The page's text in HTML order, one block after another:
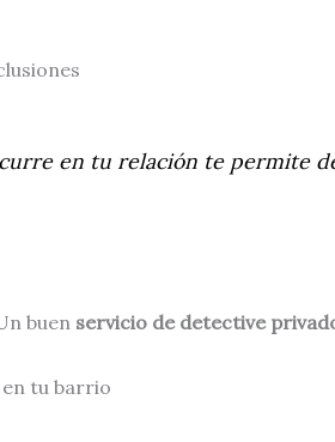
en tu relación te permite
buen servicio de detective
tu barrio